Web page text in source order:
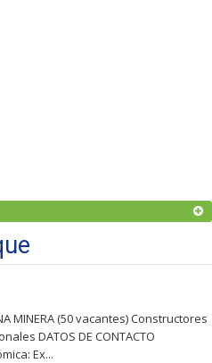
MINERA (50 vacantes) Constructores
DATOS DE CONTACTO
Ex...